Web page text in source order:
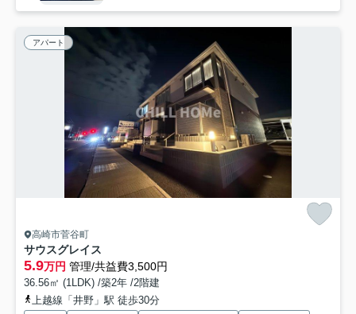
アパート
高崎市菅谷町
サウスグレイス
5.9万円 管理/共益費3,500円
36.56㎡ (1LDK) /築2年 /2階建
上越線「井野」駅 徒歩30分